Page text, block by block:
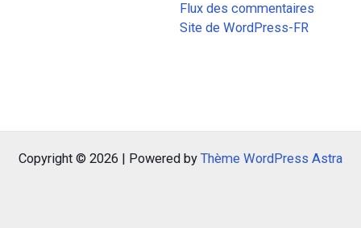
Flux des commentaires
Site de WordPress-FR
Copyright © 2026 | Powered by Thème WordPress Astra